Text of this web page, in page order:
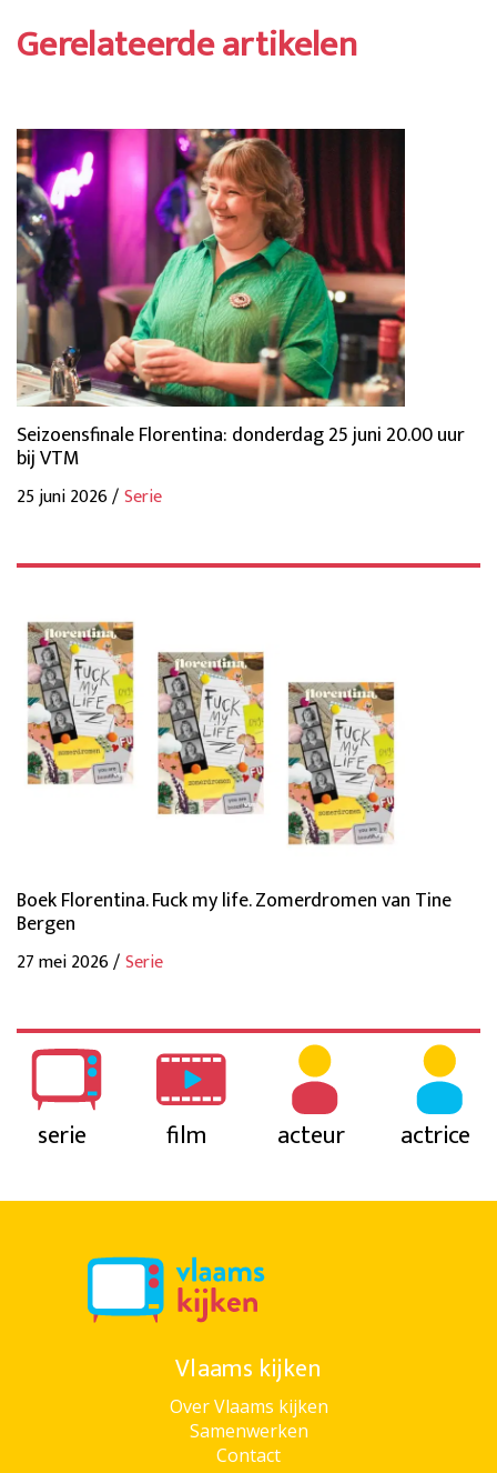
Gerelateerde artikelen
Seizoensfinale Florentina: donderdag 25 juni 20.00 uur
bij VTM
25 juni 2026 /Serie
Boek Florentina. Fuck my life. Zomerdromen van Tine
Bergen
27 mei 2026 /Serie
serie film acteur actrice
Vlaams kijken
Over Vlaams kijken
Samenwerken
Contact